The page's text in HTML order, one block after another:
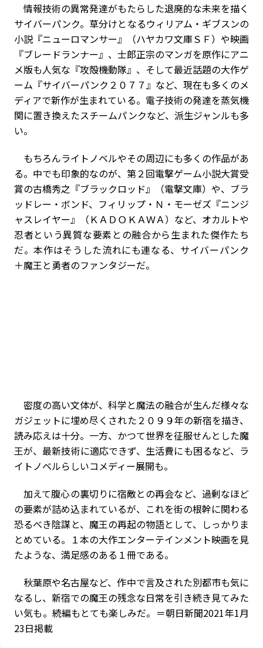
情報技術の異常発達がもたらした退廃的な未来を描く
サイバーパンク。草分けとなるウィリアム・ギブスンの
小説『ニューロマンサー』（ハヤカワ文庫ＳＦ）や映画
『ブレードランナー』、士郎正宗のマンガを原作にアニ
メ版も人気な『攻殻機動隊』、そして最近話題の大作ゲ
ーム『サイバーパンク２０７７』など、現在も多くのメ
ディアで新作が生まれている。電子技術の発達を蒸気機
関に置き換えたスチームパンクなど、派生ジャンルも多
い。
もちろんライトノベルやその周辺にも多くの作品があ
る。中でも印象的なのが、第２回電撃ゲーム小説大賞受
賞の古橋秀之『ブラックロッド』（電撃文庫）や、ブラ
ッドレー・ボンド、フィリップ・Ｎ・モーゼズ『ニンジ
ャスレイヤー』（ＫＡＤＯＫＡＷＡ）など、オカルトや
忍者という異質な要素との融合から生まれた傑作たち
だ。本作はそうした流れにも連なる、サイバーパンク
＋魔王と勇者のファンタジーだ。
密度の高い文体が、科学と魔法の融合が生んだ様々な
ガジェットに埋め尽くされた２０９９年の新宿を描き、
読み応えは十分。一方、かつて世界を征服せんとした魔
王が、最新技術に適応できず、生活費にも困るなど、ラ
イトノベルらしいコメディー展開も。
加えて腹心の裏切りに宿敵との再会など、過剰なほど
の要素が詰め込まれているが、これを街の根幹に関わる
恐るべき陰謀と、魔王の再起の物語として、しっかりま
とめている。１本の大作エンターテインメント映画を見
たような、満足感のある１冊である。
秋葉原や名古屋など、作中で言及された別都市も気に
なるし、新宿での魔王の残念な日常を引き続き見てみた
い気も。続編もとても楽しみだ。＝朝日新聞2021年1月
23日掲載